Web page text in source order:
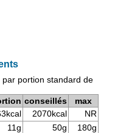
portion standard de
conseillés
max
2070kcal
NR
11g 50g
180g